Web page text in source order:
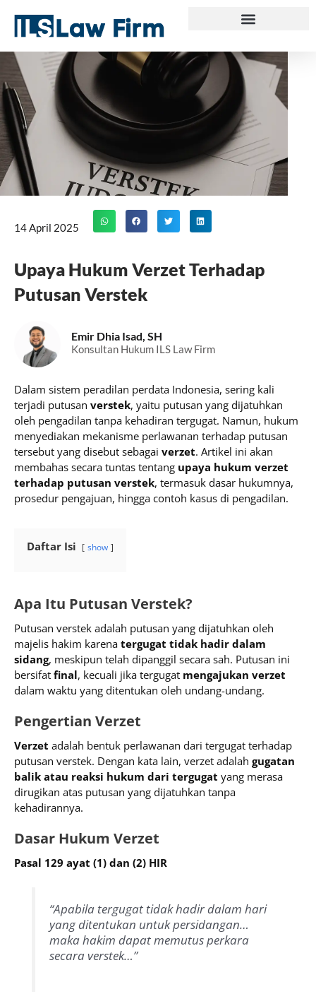
content
14 April 2025
Upaya Hukum Verzet Terhadap
Putusan Verstek
Emir Dhia Isad, SH
Konsultan Hukum ILS Law Firm
Dalam sistem peradilan perdata Indonesia, sering kali
terjadi putusan verstek, yaitu putusan yang dijatuhkan
oleh pengadilan tanpa kehadiran tergugat. Namun, hukum
menyediakan mekanisme perlawanan terhadap putusan
tersebut yang disebut sebagai verzet. Artikel ini akan
membahas secara tuntas tentang upaya hukum verzet
terhadap putusan verstek, termasuk dasar hukumnya,
prosedur pengajuan, hingga contoh kasus di pengadilan.
Daftar Isi show
Apa Itu Putusan Verstek?
Putusan verstek adalah putusan yang dijatuhkan oleh
majelis hakim karena tergugat tidak hadir dalam
sidang, meskipun telah dipanggil secara sah. Putusan ini
bersifat final, kecuali jika tergugat mengajukan verzet
dalam waktu yang ditentukan oleh undang-undang.
Pengertian Verzet
Verzet adalah bentuk perlawanan dari tergugat terhadap
putusan verstek. Dengan kata lain, verzet adalah gugatan
balik atau reaksi hukum dari tergugat yang merasa
dirugikan atas putusan yang dijatuhkan tanpa
kehadirannya.
Dasar Hukum Verzet
Pasal 129 ayat (1) dan (2) HIR
“Apabila tergugat tidak hadir dalam hari
yang ditentukan untuk persidangan…
maka hakim dapat memutus perkara
secara verstek…”